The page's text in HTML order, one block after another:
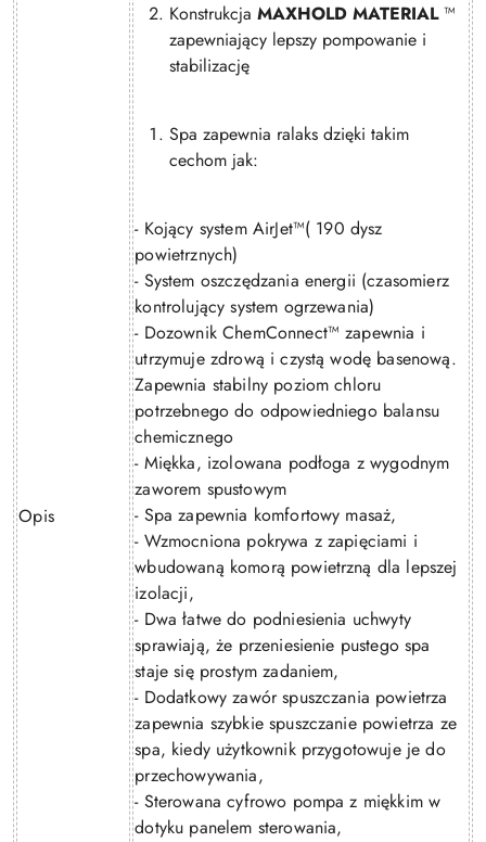
Opis
KonstrukcjaMAXHOLD MATERIAL™
zapewniający lepszy pompowanie i
stabilizację
Spa zapewnia ralaks dzięki takim
cechom jak:
- Kojący system AirJet™( 190 dysz
powietrznych)
- System oszczędzania energii (czasomierz
kontrolujący system ogrzewania)
- Dozownik ChemConnect™ zapewnia i
utrzymuje zdrową i czystą wodę basenową.
Zapewnia stabilny poziom chloru
potrzebnego do odpowiedniego balansu
chemicznego
- Miękka, izolowana podłoga z wygodnym
zaworem spustowym
- Spa zapewnia komfortowy masaż,
- Wzmocniona pokrywa z zapięciami i
wbudowaną komorą powietrzną dla lepszej
izolacji,
- Dwa łatwe do podniesienia uchwyty
sprawiają, że przeniesienie pustego spa
staje się prostym zadaniem,
- Dodatkowy zawór spuszczania powietrza
zapewnia szybkie spuszczanie powietrza ze
spa, kiedy użytkownik przygotowuje je do
przechowywania,
- Sterowana cyfrowo pompa z miękkim w
dotyku panelem sterowania,